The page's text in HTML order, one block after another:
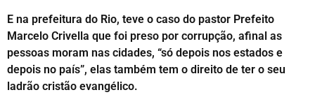
E na prefeitura do Rio, teve o caso do pastor Prefeito
Marcelo Crivella que foi preso por corrupção, afinal as
pessoas moram nas cidades, “só depois nos estados e
depois no país”, elas também tem o direito de ter o seu
ladrão cristão evangélico.